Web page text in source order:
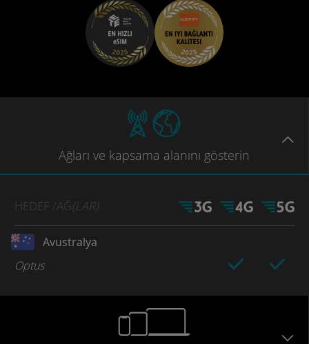
Ağları ve kapsama alanını gösterin
HEDEF /AĞ(LAR)
Avustralya
Optus